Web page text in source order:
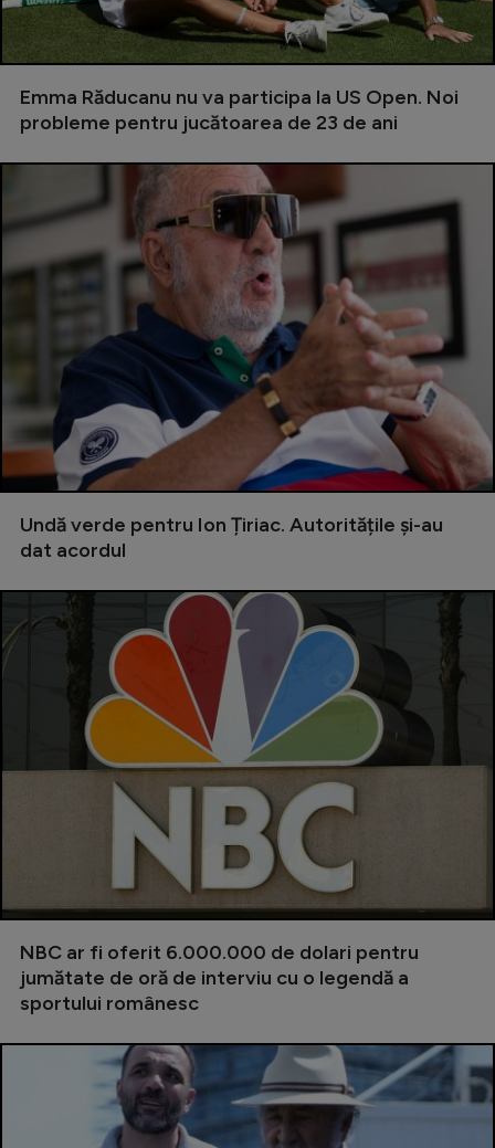
JO 2026
Intră în cont
Creează cont
Emma Răducanu nu va participa la US Open. Noi
probleme pentru jucătoarea de 23 de ani
Undă verde pentru Ion Țiriac. Autoritățile și-au
dat acordul
NBC ar fi oferit 6.000.000 de dolari pentru
jumătate de oră de interviu cu o legendă a
sportului românesc